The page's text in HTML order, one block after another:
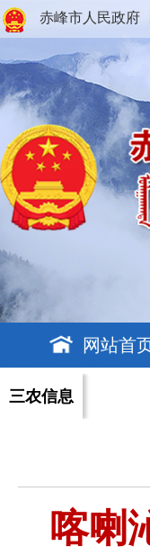
赤峰市人民政府
网站首
三农信息
喀喇